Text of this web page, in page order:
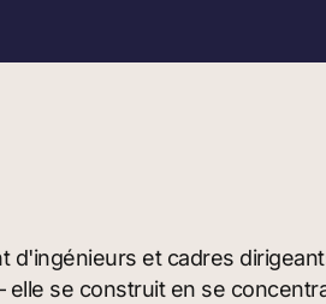
d'ingénieurs et cadres
se construit en se